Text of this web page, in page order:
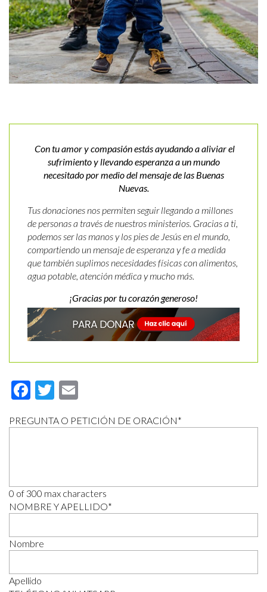
Con tu amor y compasión estás ayudando a aliviar el
sufrimiento y llevando esperanza a un mundo
necesitado por medio del mensaje de las Buenas
Nuevas.
Tus donaciones nos permiten seguir llegando a millones
de personas a través de nuestros ministerios. Gracias a ti,
podemos ser las manos y los pies de Jesús en el mundo,
compartiendo un mensaje de esperanza y fe a medida
que también suplimos necesidades físicas con alimentos,
agua potable, atención médica y mucho más.
¡Gracias por tu corazón generoso!
Facebook
Twitter
PREGUNTA O PETICIÓN DE ORACIÓN*
0 of 300 max characters
NOMBRE Y APELLIDO*
Nombre
Apellido